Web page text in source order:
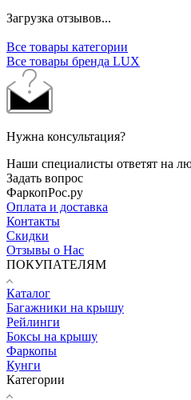
Загрузка отзывов...
Все товары категории
Все товары бренда LUX
Нужна консультация?
Наши специалисты ответят на
Задать вопрос
ФаркопРос.ру
Оплата и доставка
Контакты
Скидки
Отзывы о Нас
ПОКУПАТЕЛЯМ
Каталог
Багажники на крышу
Рейлинги
Боксы на крышу
Фаркопы
Кунги
Категории